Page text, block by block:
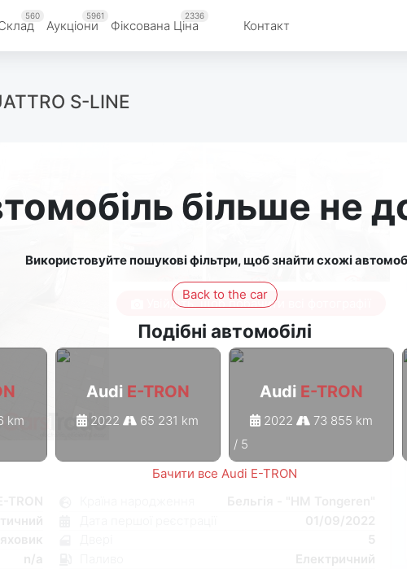
560
Аукціони
5961
Фіксована Ціна
2336
Контакт
S-LINE
більше не
Використовуйте пошукові фільтри, щоб знайти схожі
Back to the car
Подібні автомобілі
km
Audi E-TRON
2022 65 231 km
Audi E-TRON
2022 73 855 km
/ 5
Бачити все Audi E-TRON
Увійдіть, щоб побачити всі фотографії
n/a
Електричний